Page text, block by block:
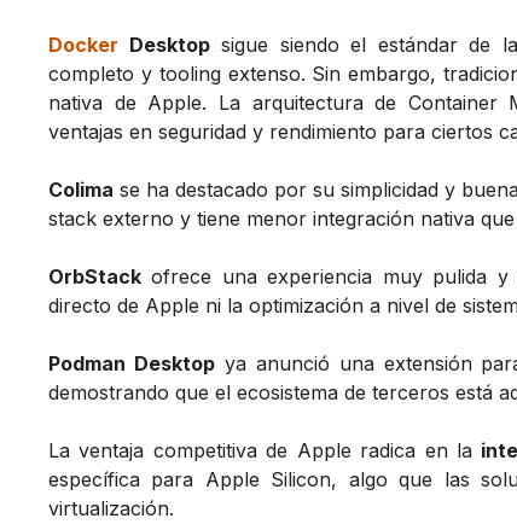
Docker Desktopsigue siendo el estándar de
completo y tooling extenso. Sin embargo,
nativa de Apple. La arquitectura de
ventajas en seguridad y rendimiento para ciertos
Colima se ha destacado por su simplicidad y
stack externo y tiene menor integración nativa
OrbStack ofrece una experiencia muy pulida
directo de Apple ni la optimización a nivel de
Podman Desktopya anunció una extensión
demostrando que el ecosistema de terceros está
La ventaja competitiva de Apple radica en la
específica para Apple Silicon, algo que las
virtualización.